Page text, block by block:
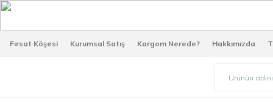
Fırsat Köşesi Kurumsal Satış Kargom Nerede? Hakkımızda